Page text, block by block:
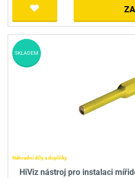
Náhradní díly a doplňky
HiViz nástroj pro instalaci
SKLADEM